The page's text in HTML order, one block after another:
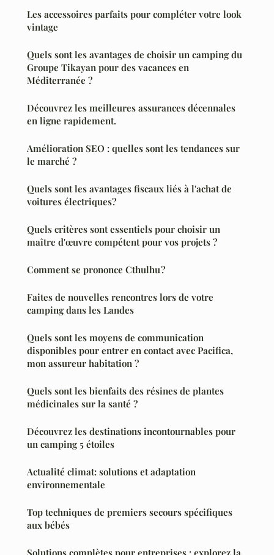
Les accessoires parfaits pour compléter votre look
vintage
Quels sont les avantages de choisir un camping du
Groupe Tikayan pour des vacances en
Méditerranée ?
Découvrez les meilleures assurances décennales
en ligne rapidement.
Amélioration SEO : quelles sont les tendances sur
le marché ?
Quels sont les avantages fiscaux liés à l'achat de
voitures électriques?
Quels critères sont essentiels pour choisir un
maître d'œuvre compétent pour vos projets ?
Comment se prononce Cthulhu ?
Faites de nouvelles rencontres lors de votre
camping dans les Landes
Quels sont les moyens de communication
disponibles pour entrer en contact avec Pacifica,
mon assureur habitation ?
Quels sont les bienfaits des résines de plantes
médicinales sur la santé ?
Découvrez les destinations incontournables pour
un camping 5 étoiles
Actualité climat: solutions et adaptation
environnementale
Top techniques de premiers secours spécifiques
aux bébés
Solutions complètes pour entreprises : explorez la